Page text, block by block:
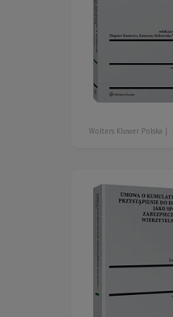
Wolters Kluwer Polska